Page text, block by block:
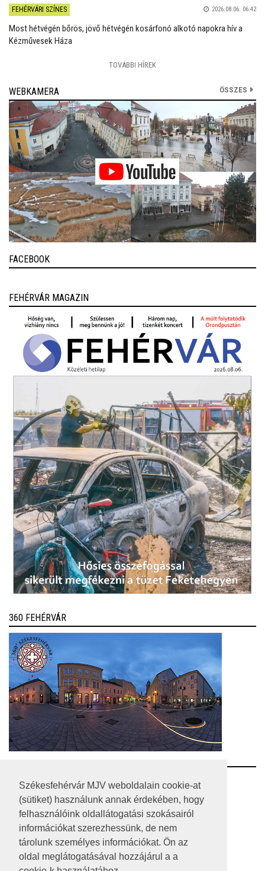
Székesfehérvár MJV weboldalain cookie-at
(sütiket) használunk annak érdekében, hogy
felhasználóink oldallátogatási szokásairól
információkat szerezhessünk, de nem
tárolunk személyes információkat. Ön az
oldal meglátogatásával hozzájárul a a
FEHÉRVÁRI SZÍNES 2026.08.06. 06:42
Most hétvégén bőrös, jövő hétvégén kosárfonó alkotó napokra hív a
Kézművesek Háza
TOVÁBBI HÍREK
WEBKAMERA ÖSSZES
FACEBOOK
FEHÉRVÁR MAGAZIN
360 FEHÉRVÁR
RSS
A HONLAP 2017.03.31-I ÁLLAPOTA
JOGI NYILATKOZAT
IMPRESSZUM